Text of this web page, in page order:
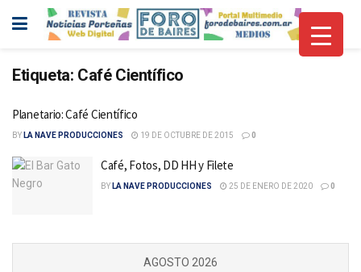
Etiqueta: Café Científico
Planetario: Café Científico
BY LA NAVE PRODUCCIONES 19 DE OCTUBRE DE 2015 0
Café, Fotos, DD HH y Filete
BY LA NAVE PRODUCCIONES 25 DE ENERO DE 2020 0
AGOSTO 2026